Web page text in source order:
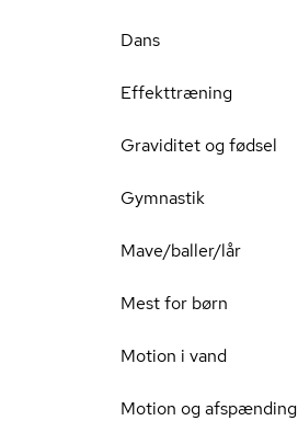
Dans
Effekttræning
Graviditet og fødsel
Gymnastik
Mave/baller/lår
Mest for børn
Motion i vand
Motion og afspænding